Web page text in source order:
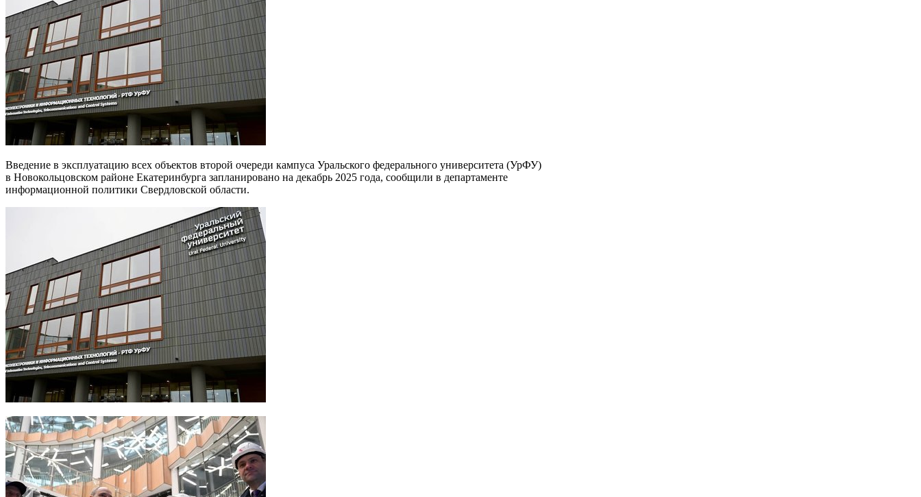
Введение в эксплуатацию всех объектов второй очереди кампуса Уральского федерального университета (УрФУ)
в Новокольцовском районе Екатеринбурга запланировано на декабрь 2025 года, сообщили в департаменте
информационной политики Свердловской области.